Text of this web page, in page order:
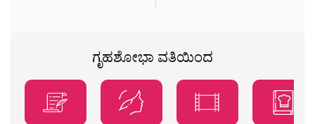
ಗೃಹಶೋಭಾ ವತಿಯಿಂದ